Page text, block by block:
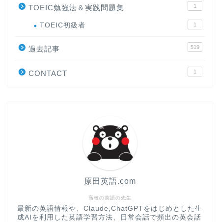
TOEIC勉強法＆実践問題集 1
TOEIC初級者 1
過去記事 519
CONTACT 1
高校の英語の先生
原田英語.com
最新の英語情報や、Claude,ChatGPTをはじめとした生
成AIを利用した英語学習方法、日常会話で頻出の英会話
大学入試英語対策講座
英語名言・格言・カッコい
い英語＆素敵な英文フレー